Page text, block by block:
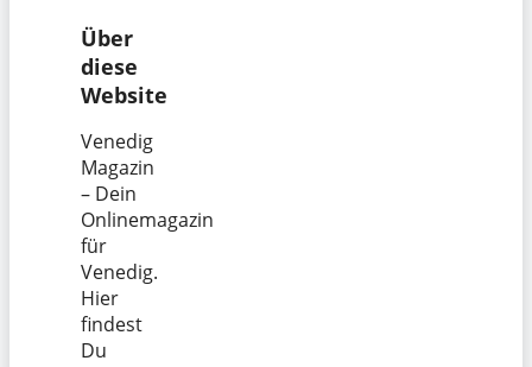
Über
diese
Website
Venedig
Magazin
– Dein
Onlinemagazin
für
Venedig.
Hier
findest
Du